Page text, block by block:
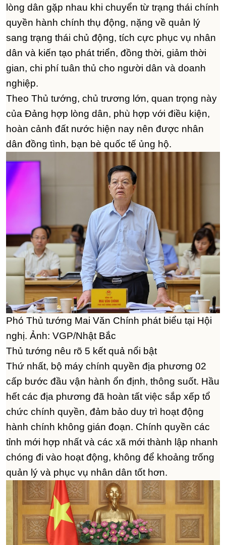
lòng dân gặp nhau khi chuyển từ trạng thái chính
quyền hành chính thụ động, nặng về quản lý
sang trạng thái chủ động, tích cực phục vụ nhân
dân và kiến tạo phát triển, đồng thời, giảm thời
gian, chi phí tuân thủ cho người dân và doanh
nghiệp.
Theo Thủ tướng, chủ trương lớn, quan trọng này
của Đảng hợp lòng dân, phù hợp với điều kiện,
hoàn cảnh đất nước hiện nay nên được nhân
dân đồng tình, bạn bè quốc tế ủng hộ.
Phó Thủ tướng Mai Văn Chính phát biểu tại Hội
nghị. Ảnh: VGP/Nhật Bắc
Thủ tướng nêu rõ 5 kết quả nổi bật
Thứ nhất, bộ máy chính quyền địa phương 02
cấp bước đầu vận hành ổn định, thông suốt. Hầu
hết các địa phương đã hoàn tất việc sắp xếp tổ
chức chính quyền, đảm bảo duy trì hoạt động
hành chính không gián đoạn. Chính quyền các
tỉnh mới hợp nhất và các xã mới thành lập nhanh
chóng đi vào hoạt động, không để khoảng trống
quản lý và phục vụ nhân dân tốt hơn.